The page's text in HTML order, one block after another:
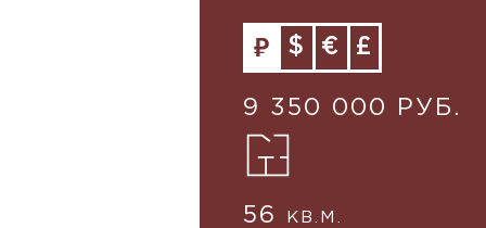
$ € £
9 350 000 РУБ.
56 КВ.М.